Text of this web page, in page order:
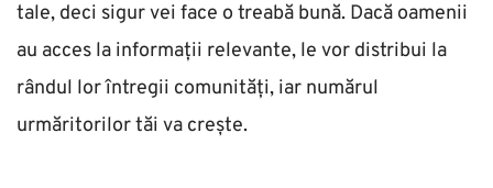
tale, deci sigur vei face o treabă bună. Dacă oamenii
au acces la informații relevante, le vor distribui la
rândul lor întregii comunități, iar numărul
urmăritorilor tăi va crește.